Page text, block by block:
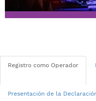
​​
​Registro como Operador
​Presentación de la